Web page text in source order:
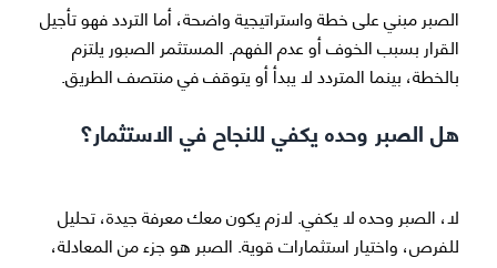
الصبر مبني على خطة واستراتيجية واضحة، أما التردد فهو تأجيل
القرار بسبب الخوف أو عدم الفهم. المستثمر الصبور يلتزم
بالخطة، بينما المتردد لا يبدأ أو يتوقف في منتصف الطريق.
هل الصبر وحده يكفي للنجاح في الاستثمار؟
لا، الصبر وحده لا يكفي. لازم يكون معك معرفة جيدة، تحليل
للفرص، واختيار استثمارات قوية. الصبر هو جزء من المعادلة،